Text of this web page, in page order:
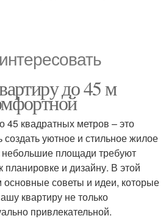
до 45 м
квадратных метров – это
уютное и стильное жилое
небольшие площади требуют
планировке и дизайну. В этой
советы и идеи, которые
квартиру не только
привлекательной.